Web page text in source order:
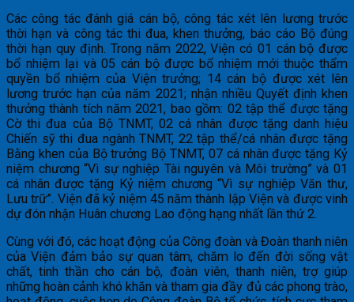
Các công tác đánh giá cán bộ, công tác xét lên lương trước
thời hạn và công tác thi đua, khen thưởng, báo cáo Bộ đúng
thời hạn quy định. Trong năm 2022, Viện có 01 cán bộ được
bổ nhiệm lại và 05 cán bộ được bổ nhiệm mới thuộc thẩm
quyền bổ nhiệm của Viện trưởng; 14 cán bộ được xét lên
lương trước hạn của năm 2021; nhận nhiều Quyết định khen
thưởng thành tích năm 2021, bao gồm: 02 tập thể được tặng
Cờ thi đua của Bộ TNMT, 02 cá nhân được tặng danh hiệu
Chiến sỹ thi đua ngành TNMT, 22 tập thể/cá nhân được tặng
Bằng khen của Bộ trưởng Bộ TNMT, 07 cá nhân được tặng Kỷ
niệm chương “Vì sự nghiệp Tài nguyên và Môi trường” và 01
cá nhân được tặng Kỷ niệm chương “Vì sự nghiệp Văn thư,
Lưu trữ”. Viện đã kỷ niệm 45 năm thành lập Viện và được vinh
dự đón nhận Huân chương Lao động hạng nhất lần thứ 2.
Cùng với đó, các hoạt động của Công đoàn và Đoàn thanh niên
của Viện đảm bảo sự quan tâm, chăm lo đến đời sống vật
chất, tinh thần cho cán bộ, đoàn viên, thanh niên, trợ giúp
những hoàn cảnh khó khăn và tham gia đầy đủ các phong trào,